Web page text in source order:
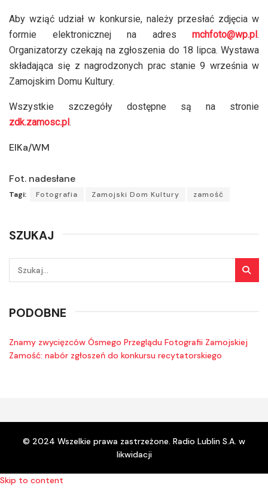
Aby wziąć udział w konkursie, należy przesłać zdjęcia w
formie elektronicznej na adres mchfoto@wp.pl.
Organizatorzy czekają na zgłoszenia do 18 lipca. Wystawa
składająca się z nagrodzonych prac stanie 9 września w
Zamojskim Domu Kultury.
Wszystkie szczegóły dostępne są na stronie
zdk.zamosc.pl.
ElKa/WM
Fot. nadesłane
Tagi: Fotografia Zamojski Dom Kultury zamość
SZUKAJ
PODOBNE
Znamy zwycięzców Ósmego Przeglądu Fotografii Zamojskiej
Zamość: nabór zgłoszeń do konkursu recytatorskiego
© 2024 Wszelkie prawa zastrzeżone. Radio Lublin S.A. w
likwidacji
Skip to content